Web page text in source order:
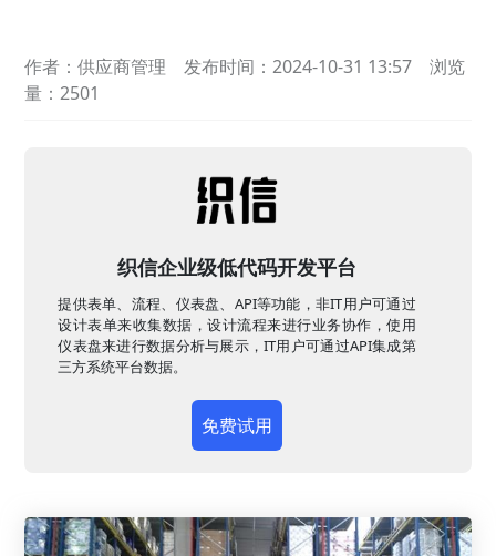
作者：供应商管理 发布时间：2024-10-31 13:57
浏览
量：2501
织信企业级低代码开发平台
提供表单、流程、仪表盘、API等功能，非IT用户可通过
设计表单来收集数据，设计流程来进行业务协作，使用
仪表盘来进行数据分析与展示，IT用户可通过API集成第
三方系统平台数据。
免费试用